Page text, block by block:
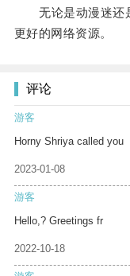
无论是动漫迷还是
更好的网络资源。
评论
游客
Horny Shriya called you
2023-01-08
游客
Hello,? Greetings fr
2022-10-18